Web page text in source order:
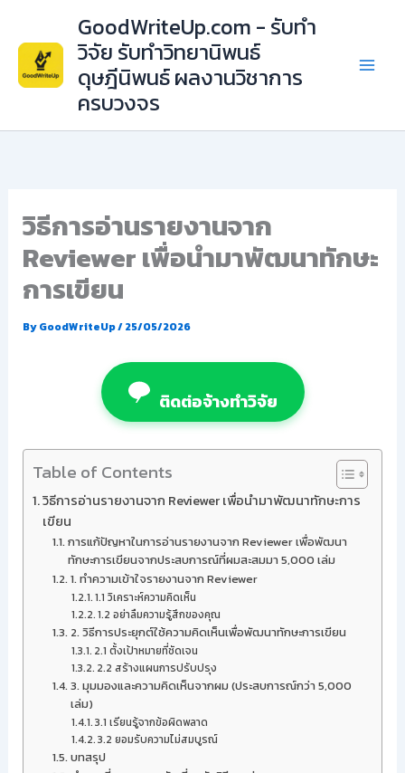
content
GoodWriteUp.com - รับทำ
วิจัย รับทำวิทยานิพนธ์
ดุษฎีนิพนธ์ ผลงานวิชาการ
ครบวงจร
วิธีการอ่านรายงานจาก
Reviewer เพื่อนำมาพัฒนาทักษะ
การเขียน
ByGoodWriteUp/25/05/2026
ติดต่อจ้างทำวิจัย
Table of Contents
วิธีการอ่านรายงานจาก Reviewer เพื่อนำมาพัฒนาทักษะการ
เขียน
การแก้ปัญหาในการอ่านรายงานจาก Reviewer เพื่อพัฒนา
ทักษะการเขียนจากประสบการณ์ที่ผมสะสมมา 5,000 เล่ม
1. ทำความเข้าใจรายงานจาก Reviewer
1.1 วิเคราะห์ความคิดเห็น
1.2 อย่าลืมความรู้สึกของคุณ
2. วิธีการประยุกต์ใช้ความคิดเห็นเพื่อพัฒนาทักษะการเขียน
2.1 ตั้งเป้าหมายที่ชัดเจน
2.2 สร้างแผนการปรับปรุง
3. มุมมองและความคิดเห็นจากผม (ประสบการณ์กว่า 5,000
เล่ม)
3.1 เรียนรู้จากข้อผิดพลาด
3.2 ยอมรับความไม่สมบูรณ์
บทสรุป